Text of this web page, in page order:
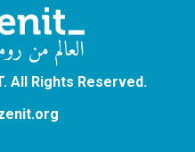
All Rights Reserved.